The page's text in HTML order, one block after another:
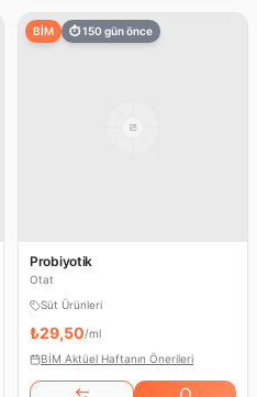
BİM ⏱150 gün önce
Probiyotik
Otat
Süt Ürünleri
₺29,50/ml
BİM Aktüel Haftanın Önerileri